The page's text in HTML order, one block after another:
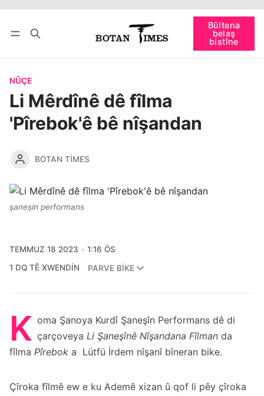
Bûltena
belaş
bistîne
Têkevê Bûltena belaş bistîne
NÛÇE
Li Mêrdînê dê fîlma
'Pîrebok'ê bê nîşandan
BOTAN TIMES
şaneşin performans
TEMMUZ 18 2023
1:16 ÖS
1 DQ TÊ XWENDIN
PARVE BIKE
K oma Şanoya Kurdî Şaneşîn Performans dê di
çarçoveya Li Şaneşînê Nîşandana Fîlman da
fîlma Pîrebok a Lütfü İrdem nîşanî bîneran bike.
Çîroka fîlmê ew e ku Ademê xizan û qof li pêy çîroka